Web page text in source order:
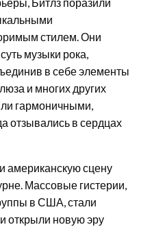
Битлз поразили
стилем. Они
музыки рока,
в себе элементы
и многих других
гармоничными,
отзывались в сердцах
американскую сцену
Массовые гистерии,
в США, стали
открыли новую эру